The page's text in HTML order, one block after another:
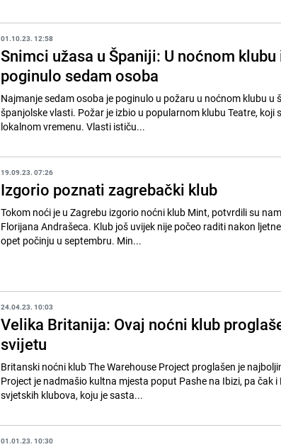
01.10.23. 12:58
Snimci užasa u Španiji: U noćnom klubu
poginulo sedam osoba
Najmanje sedam osoba je poginulo u požaru u noćnom klubu u
španjolske vlasti. Požar je izbio u popularnom klubu Teatre,
lokalnom vremenu. Vlasti ističu...
19.09.23. 07:26
Izgorio poznati zagrebački klub
Tokom noći je u Zagrebu izgorio noćni klub Mint, potvrdili su
Florijana Andrašeca. Klub još uvijek nije počeo raditi nakon
opet počinju u septembru. Min...
24.04.23. 10:03
Velika Britanija: Ovaj noćni klub
svijetu
Britanski noćni klub The Warehouse Project proglašen je
Project je nadmašio kultna mjesta poput Pashe na Ibizi, pa čak
svjetskih klubova, koju je sasta...
01.01.23. 10:30